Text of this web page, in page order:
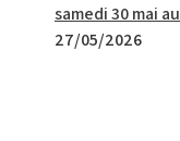
samedi 30 mai
27/05/2026